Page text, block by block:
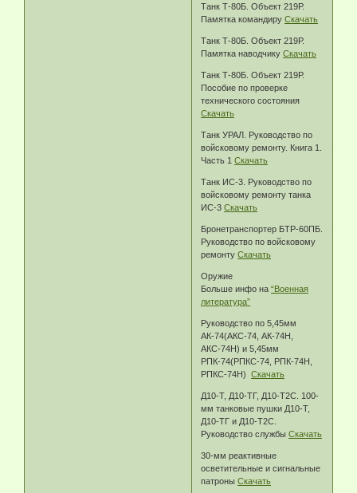
Танк Т-80Б. Объект 219Р.
Памятка командируСкачать
Танк Т-80Б. Объект 219Р.
Памятка наводчикуСкачать
Танк Т-80Б. Объект 219Р.
Пособие по проверке
технического состояния
Скачать
Танк УРАЛ. Руководство по
войсковому ремонту. Книга 1.
Часть 1Скачать
Танк ИС-3. Руководство по
войсковому ремонту танка
ИС-3Скачать
Бронетранспортер БТР-60ПБ.
Руководство по войсковому
ремонтуСкачать
Оружие
Больше инфо на“Военная
литература”
Руководство по 5,45мм
АК-74(АКС-74, АК-74Н,
АКС-74Н) и 5,45мм
РПК-74(РПКС-74, РПК-74Н,
РПКС-74Н)Скачать
Д10-Т, Д10-ТГ, Д10-Т2С. 100-
мм танковые пушки Д10-Т,
Д10-ТГ и Д10-Т2С.
Руководство службыСкачать
30-мм реактивные
осветительные и сигнальные
патроныСкачать